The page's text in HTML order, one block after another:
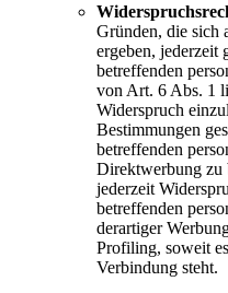
Gründen, die sich
ergeben, jederzeit
betreffenden
von Art. 6 Abs. 1
Widerspruch
Bestimmungen
betreffenden
Direktwerbung zu
jederzeit
betreffenden
derartiger
Profiling, soweit
Verbindung steht.